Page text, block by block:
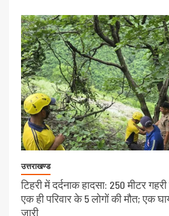
उत्तराखण्ड
टिहरी में दर्दनाक हादसा: 250 मीटर
एक ही परिवार के 5 लोगों की मौत; एक
जारी